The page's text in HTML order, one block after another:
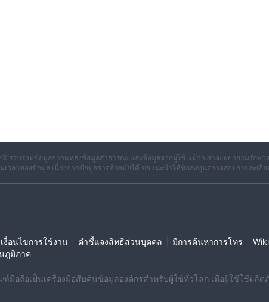
รวบรวมข้อมูลจากแหล่งข้อมูลสาธารณะและข้อมูลจากผู้ใช้ แม้ว่าเราจะพยายามรัก
เวลาของข้อมูล เนื่องจากข้อมูลอาจล้าสมัยได้ ขอแนะนำให้นักลงทุนตรวจสอบรายละเ
งื่อนไขการใช้งาน คำชี้แจงสิทธิส่วนบุคคล มีการค้นหาการโทร
ภูมิภาค
มือถือเป็นเครื่องมือสืบค้นข้อมูลองค์กรสำหรับผู้ใช้ทั่วโลก เมื่อผู้ใช้ใช้ผ